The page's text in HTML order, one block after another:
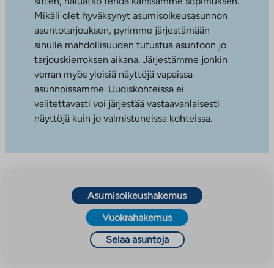
Mikäli olet hyväksynyt asumisoikeusasunnon
asuntotarjouksen, pyrimme järjestämään
sinulle mahdollisuuden tutustua asuntoon jo
tarjouskierroksen aikana. Järjestämme jonkin
verran myös yleisiä näyttöjä vapaissa
asunnoissamme. Uudiskohteissa ei
valitettavasti voi järjestää vastaavanlaisesti
näyttöjä kuin jo valmistuneissa kohteissa.
Asumisoikeushakemus
Vuokrahakemus
Selaa asuntoja